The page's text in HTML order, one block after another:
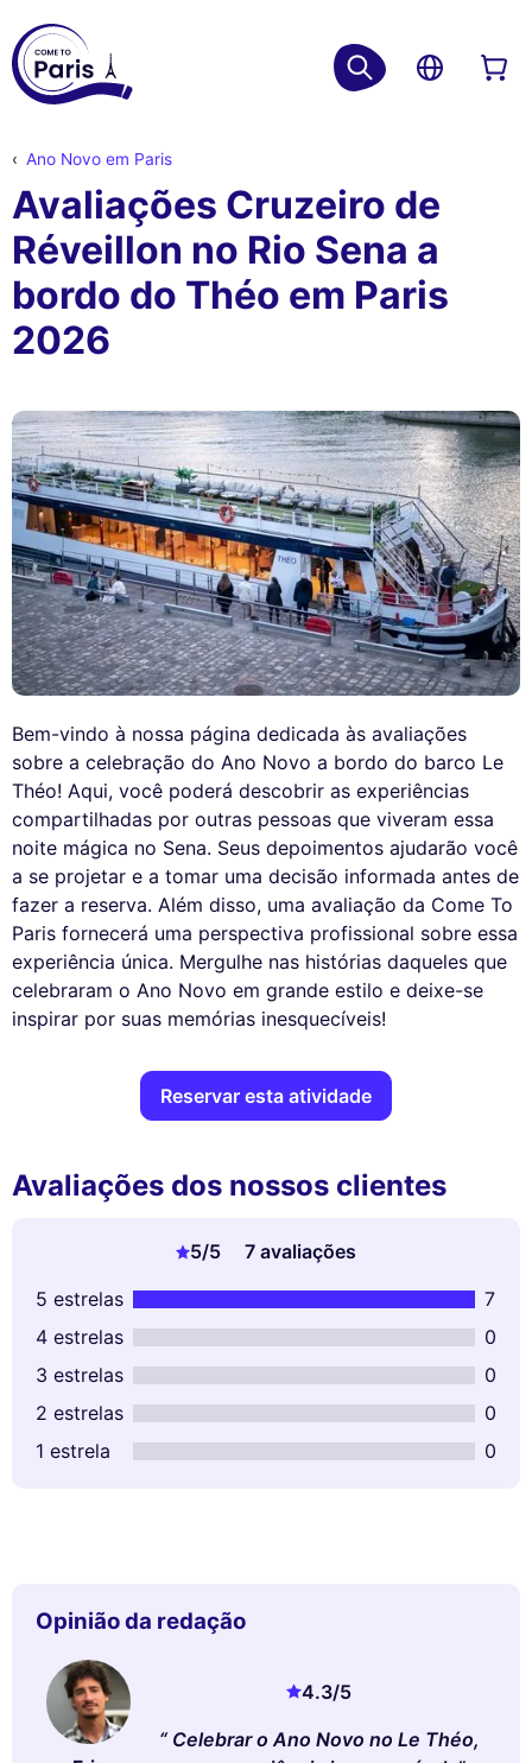
Ano Novo em Paris
Avaliações Cruzeiro de
Réveillon no Rio Sena a
bordo do Théo em Paris
2026
Bem-vindo à nossa página dedicada às avaliações
sobre a celebração do Ano Novo a bordo do barco Le
Théo! Aqui, você poderá descobrir as experiências
compartilhadas por outras pessoas que viveram essa
noite mágica no Sena. Seus depoimentos ajudarão você
a se projetar e a tomar uma decisão informada antes de
fazer a reserva. Além disso, uma avaliação da Come To
Paris fornecerá uma perspectiva profissional sobre essa
experiência única. Mergulhe nas histórias daqueles que
celebraram o Ano Novo em grande estilo e deixe-se
inspirar por suas memórias inesquecíveis!
Reservar esta atividade
Avaliações dos nossos clientes
5/5
7 avaliações
5 estrelas
7
4 estrelas
0
3 estrelas
0
2 estrelas
0
1 estrela
0
Opinião da redação
4.3/5
Celebrar o Ano Novo no Le Théo,